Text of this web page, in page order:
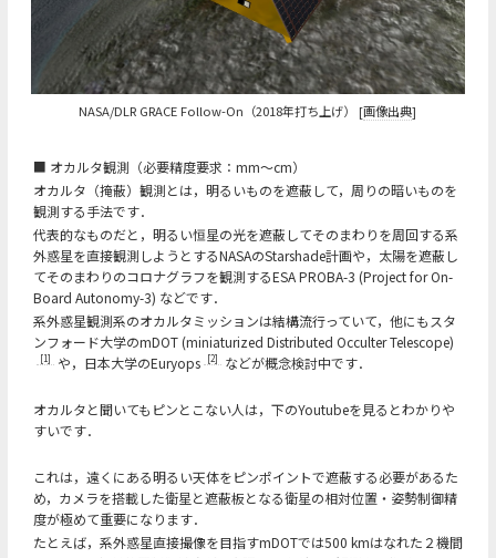
NASA/DLR GRACE Follow-On（2018年打ち上げ） [画像出典]
■ オカルタ観測（必要精度要求：mm～cm）
オカルタ（掩蔽）観測とは，明るいものを遮蔽して，周りの暗いものを
観測する手法です．
代表的なものだと，明るい恒星の光を遮蔽してそのまわりを周回する系
外惑星を直接観測しようとするNASAのStarshade計画や，太陽を遮蔽し
てそのまわりのコロナグラフを観測するESA PROBA-3 (Project for On-
Board Autonomy-3) などです．
系外惑星観測系のオカルタミッションは結構流行っていて，他にもスタ
ンフォード大学のmDOT (miniaturized Distributed Occulter Telescope)
[1] や，日本大学のEuryops [2] などが概念検討中です．
オカルタと聞いてもピンとこない人は，下のYoutubeを見るとわかりや
すいです．
これは，遠くにある明るい天体をピンポイントで遮蔽する必要があるた
め，カメラを搭載した衛星と遮蔽板となる衛星の相対位置・姿勢制御精
度が極めて重要になります．
たとえば，系外惑星直接撮像を目指すmDOTでは500 kmはなれた２機間